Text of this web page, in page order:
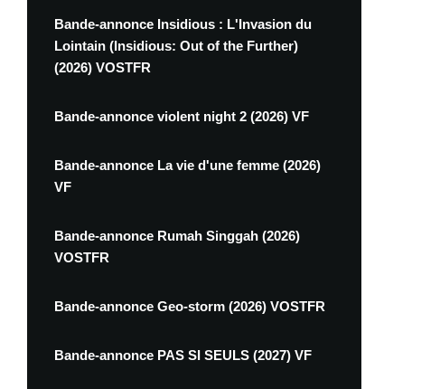
Bande-annonce Insidious : L'Invasion du
Lointain (Insidious: Out of the Further)
(2026) VOSTFR
Bande-annonce violent night 2 (2026) VF
Bande-annonce La vie d'une femme (2026)
VF
Bande-annonce Rumah Singgah (2026)
VOSTFR
Bande-annonce Geo-storm (2026) VOSTFR
Bande-annonce PAS SI SEULS (2027) VF